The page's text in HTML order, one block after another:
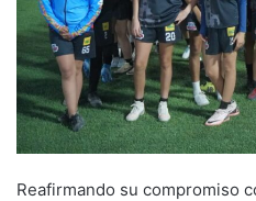
Reafirmando su compromiso